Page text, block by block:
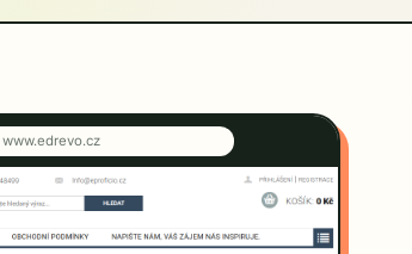
www.edrevo.cz